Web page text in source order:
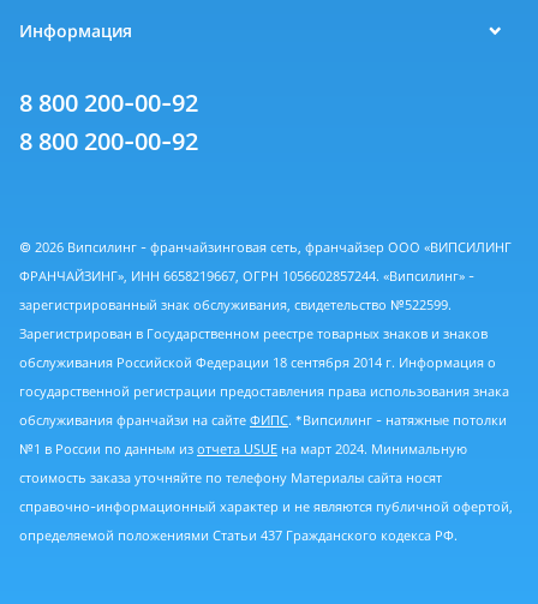
Информация
8 800 200-00-92
8 800 200-00-92
© 2026 Випсилинг - франчайзинговая сеть, франчайзер ООО «ВИПСИЛИНГ
ФРАНЧАЙЗИНГ», ИНН 6658219667, ОГРН 1056602857244. «Випсилинг» -
зарегистрированный знак обслуживания, свидетельство №522599.
Зарегистрирован в Государственном реестре товарных знаков и знаков
обслуживания Российской Федерации 18 сентября 2014 г. Информация о
государственной регистрации предоставления права использования знака
обслуживания франчайзи на сайте ФИПС. *Випсилинг - натяжные потолки
№1 в России по данным из отчета USUE на март 2024. Минимальную
стоимость заказа уточняйте по телефону Материалы сайта носят
справочно-информационный характер и не являются публичной офертой,
определяемой положениями Статьи 437 Гражданского кодекса РФ.